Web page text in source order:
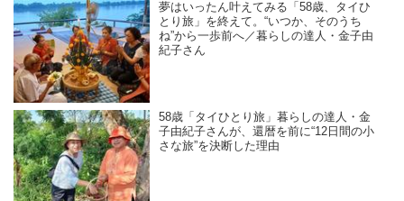
夢はいったん叶えてみる「58歳、タイひ
とり旅」を終えて。“いつか、そのうち
ね”から一歩前へ／暮らしの達人・金子由
紀子さん
58歳「タイひとり旅」暮らしの達人・金
子由紀子さんが、還暦を前に“12日間の小
さな旅”を決断した理由